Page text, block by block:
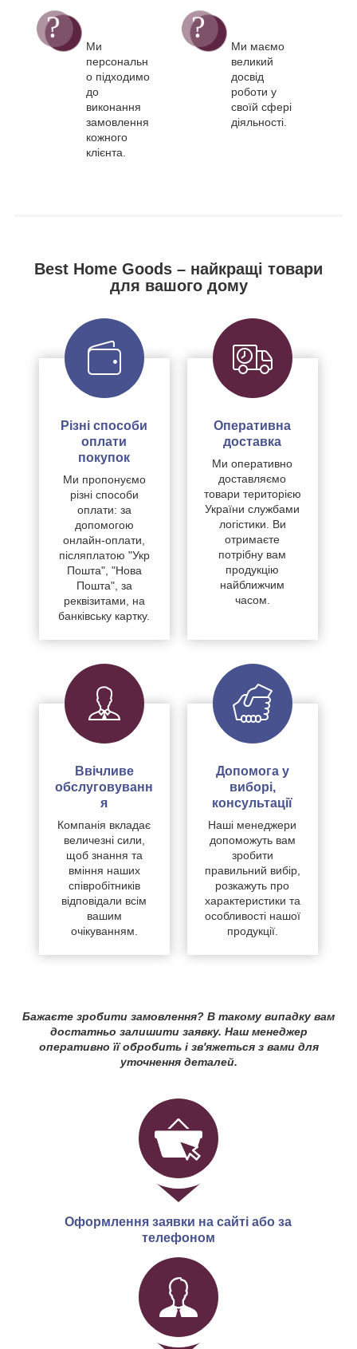
Ми
персональн
о підходимо
до
виконання
замовлення
кожного
клієнта.
Ми маємо
великий
досвід
роботи у
своїй сфері
діяльності.
Best Home Goods – найкращі товари
для вашого дому
Різні способи
оплати
покупок
Ми пропонуємо
різні способи
оплати: за
допомогою
онлайн-оплати,
післяплатою "Укр
Пошта", "Нова
Пошта", за
реквізитами, на
банківську картку.
Оперативна
доставка
Ми оперативно
доставляємо
товари територією
України службами
логістики. Ви
отримаєте
потрібну вам
продукцію
найближчим
часом.
Ввічливе
обслуговуванн
я
Компанія вкладає
величезні сили,
щоб знання та
вміння наших
співробітників
відповідали всім
вашим
очікуванням.
Допомога у
виборі,
консультації
Наші менеджери
допоможуть вам
зробити
правильний вибір,
розкажуть про
характеристики та
особливості нашої
продукції.
Бажаєте зробити замовлення? В такому випадку вам
достатньо залишити заявку. Наш менеджер
оперативно її обробить і зв'яжеться з вами для
уточнення деталей.
Оформлення заявки на сайті або за
телефоном